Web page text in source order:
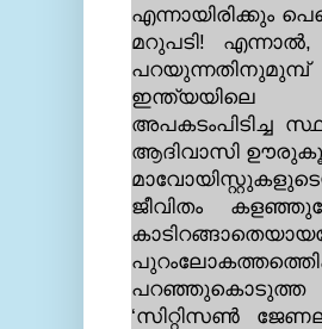
എന്നായിരിക്കും
മറുപടി! എന്നാല്‍,
പറയുന്നതിനുമുമ്പ്
ഇന്ത്യയിലെ
അപകടംപിടിച്ച
ആദിവാസി
ജീവിതം
പറഞ്ഞുകൊടുത്ത
‘സിറ്റിസണ്‍